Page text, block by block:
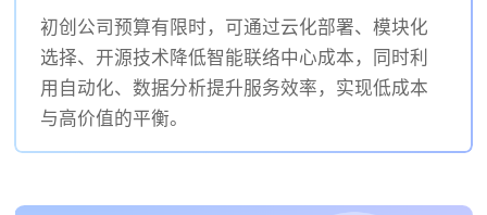
初创公司预算有限时，可通过云化部署、模块化
选择、开源技术降低智能联络中心成本，同时利
用自动化、数据分析提升服务效率，实现低成本
与高价值的平衡。